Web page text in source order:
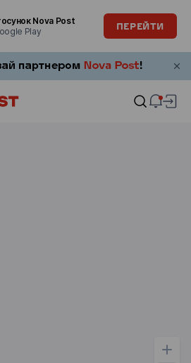
Nova Post
Play
ПЕРЕЙТИ